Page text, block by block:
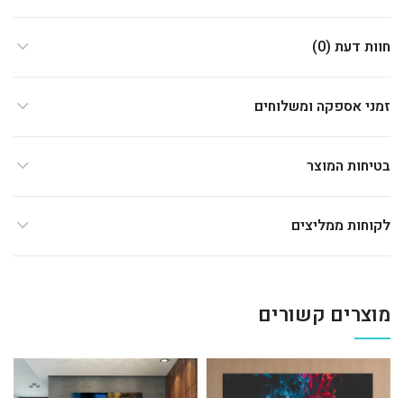
חוות דעת (0)
זמני אספקה ומשלוחים
בטיחות המוצר
לקוחות ממליצים
מוצרים קשורים